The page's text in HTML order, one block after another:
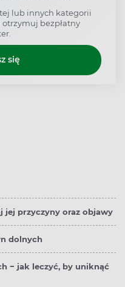
lub innych kategorii
otrzymuj bezpłatny
się
jej przyczyny oraz objawy
dolnych
− jak leczyć, by uniknąć